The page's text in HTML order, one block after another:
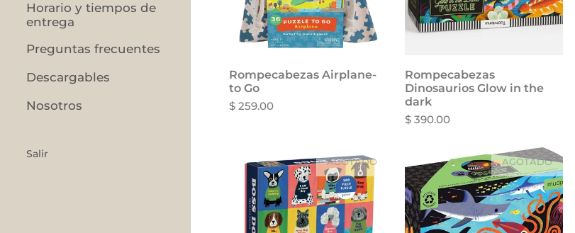
Horario y tiempos de
entrega
Preguntas frecuentes
Descargables
Nosotros
Salir
Rompecabezas Airplane-
to Go
$ 259.00
Añadir al carrito
Rompecabezas
Dinosaurios Glow in the
dark
$ 390.00
AGOTADO AGOTADO